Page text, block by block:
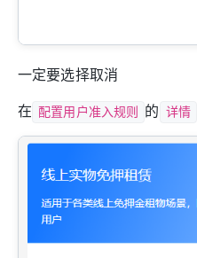
一定要选择取消
在 配置用户准入规则 的 详情